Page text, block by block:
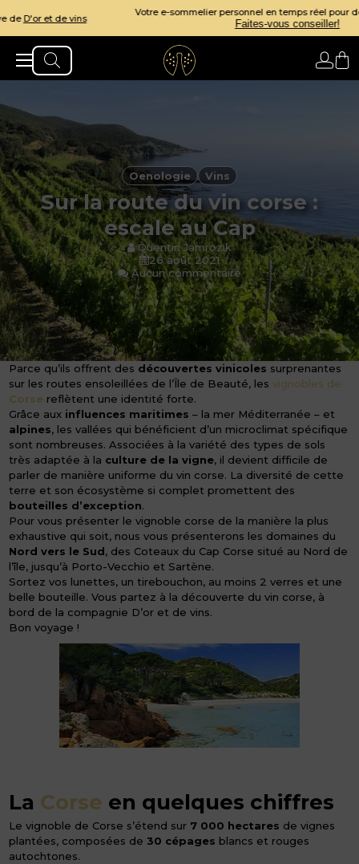
Votre e-sommelier personnel en temps réel pour des accord parfaits.
Oenologie Vins
Sur la route du vin corse :
escale au Cap
Quentin Jamrozik
26 août 2021
Aucun commentaire
Parce qu’ils offrent des découvertes vinicoles surprenantes
sur les routes ensoleillées de l’Île de Beauté, lesvignobles de
Corse reflètent une identité forte.
Grâce aux influences maritimes – la mer Méditerranée – et
alpines, les vallées qui bénéficient d’un microclimat spécifique
sont nombreuses. Associées à la variété des types de sols
très adaptée à la culture de la vigne, il devient difficile de
parler de manière uniforme du vin corse. La diversité de cette
terre et son écosystème si complet promettent des
bouteilles d’exception.
Pour vous présenter le vignoble corse de la manière la plus
exhaustive qui soit, nous vous présenterons les domaines du
Nord vers le Sud, des Coteaux du Cap Corse situé au Nord de
l’île, jusqu’à Porto-Vecchio et Sartène.
Sortez vos lunettes, un tirebouchon, au moins 2 verres et une
belle bouteille. Vous partez à la découverte du vin corse, à
bord de la compagnie D’or et de vins.
Bon voyage !
La Corse en quelques chiffres
Le vignoble de Corse s’étend sur 7 000 hectares de vignes
plantées, composées de 30 cépages blancs et rouges
autochtones.